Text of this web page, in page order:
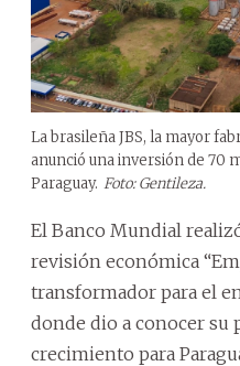
La brasileña JBS, la mayor
anunció una inversión de 70
Paraguay. Foto: Gentileza.
El Banco Mundial
revisión económica
transformador para el
donde dio a conocer su
crecimiento para